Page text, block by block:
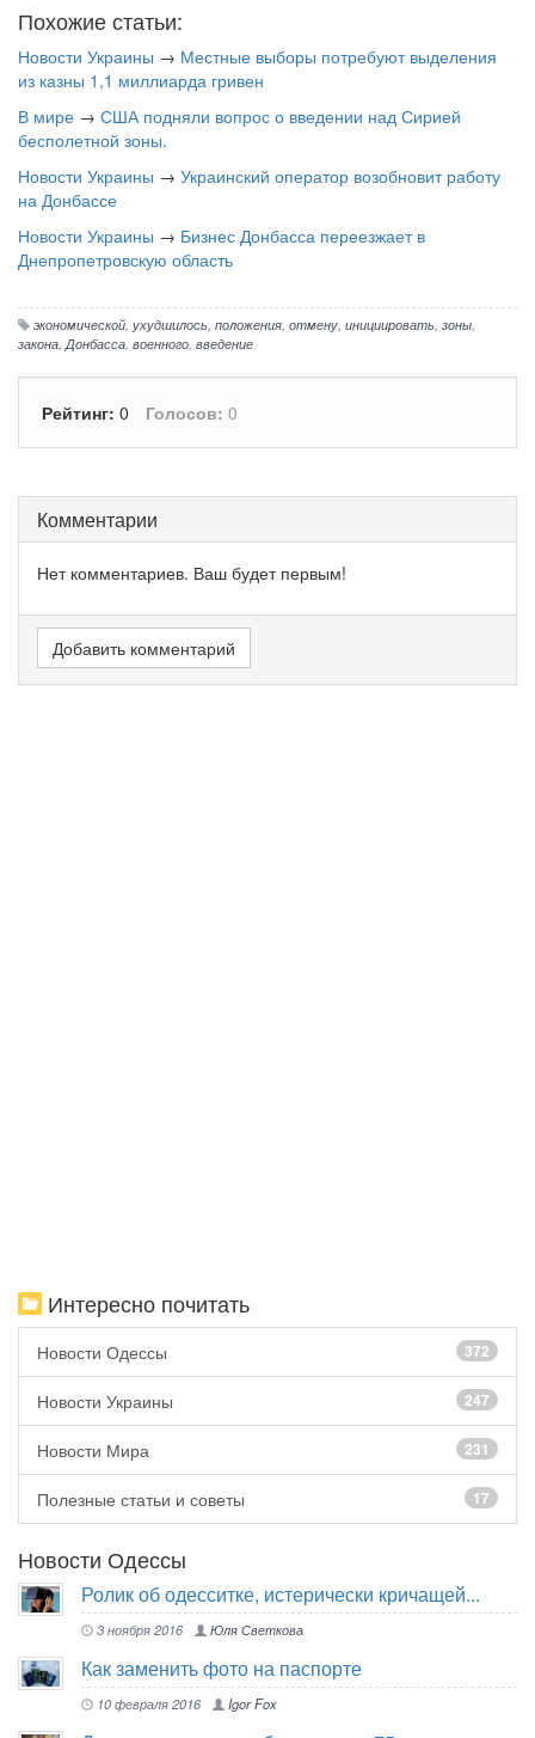
Похожие статьи:
Новости Украины → Местные выборы потребуют выделения
из казны 1,1 миллиарда гривен
В мире → США подняли вопрос о введении над Сирией
бесполетной зоны.
Новости Украины → Украинский оператор возобновит работу
на Донбассе
Новости Украины → Бизнес Донбасса переезжает в
Днепропетровскую область
экономической, ухудшилось, положения, отмену, инициировать, зоны,
закона,Донбасса, военного, введение
Рейтинг: 0 Голосов: 0
Комментарии
Нет комментариев. Ваш будет первым!
Добавить комментарий
Интересно почитать
Новости Одессы 372
Новости Украины 247
Новости Мира 231
Полезные статьи и советы 17
Новости Одессы
Ролик об одесситке, истерически кричащей...
3 ноября 2016 Юля Светкова
Как заменить фото на паспорте
10 февраля 2016 Igor Fox